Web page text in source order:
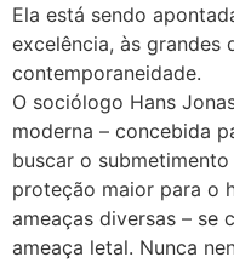
Ela está sendo
excelência, às grandes
contemporaneidade.
O sociólogo Hans
moderna – concebida
buscar o
proteção maior para o
ameaças diversas – se
ameaça letal. Nunca